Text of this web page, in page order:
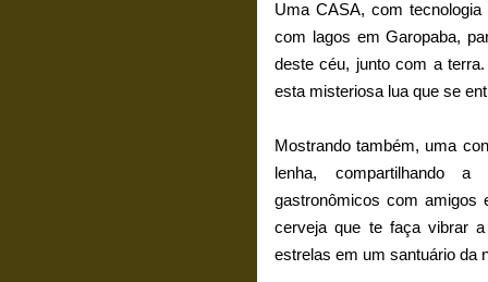
Uma CASA, com
com lagos em Garopaba,
deste céu, junto com a
esta misteriosa lua que se
Mostrando também, uma
lenha, compartilhando
gastronômicos com amigos
cerveja que te faça vibrar
estrelas em um santuário da